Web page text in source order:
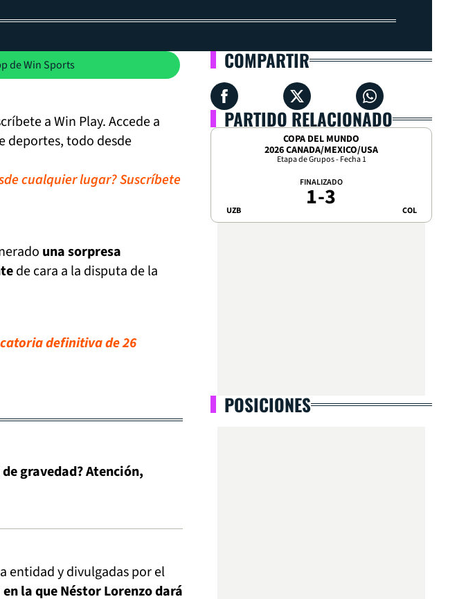
de Win Sports
a Win Play. Accede a
deportes, todo desde
cualquier lugar? Suscríbete
una sorpresa
de cara a la disputa de la
definitiva de 26
gravedad? Atención,
entidad y divulgadas por el
la que Néstor Lorenzo dará
COMPARTIR
PARTIDO RELACIONADO
COPA DEL MUNDO
2026 CANADA/MEXICO/USA
Etapa de Grupos - Fecha 1
UZB
FINALIZADO
1-3 COL
POSICIONES